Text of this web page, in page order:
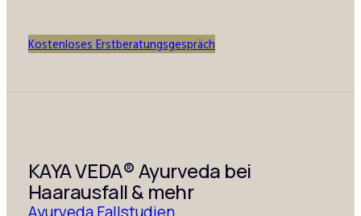
Kostenloses Erstberatungsgespräch
KAYA VEDA® Ayurveda bei
Haarausfall & mehr